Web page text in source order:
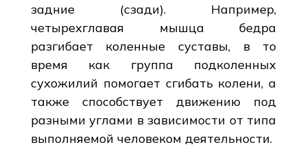
задние (сзади). Например,
четырехглавая мышца бедра
разгибает коленные суставы, в то
время как группа подколенных
сухожилий помогает сгибать колени, а
также способствует движению под
разными углами в зависимости от типа
выполняемой человеком деятельности.